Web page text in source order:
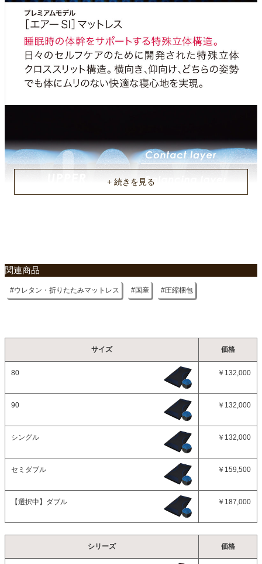
のみの保証）
原産国
国産
関連商品
ウレタン・折りたたみマットレス 国産 圧縮梱包
サイズ 価格
80 ￥132,000
90 ￥132,000
シングル ￥132,000
セミダブル ￥159,500
【選択中】 ダブル ￥187,000
シリーズ 価格